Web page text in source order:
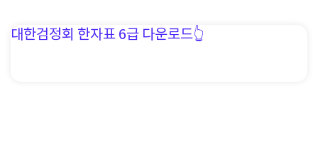
대한검정회 한자표 6급 다운로드👆️